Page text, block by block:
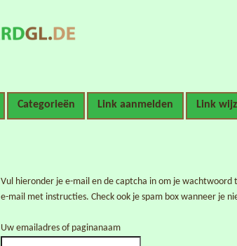
Categorieën Link aanmelden Link
Vul hieronder je e-mail en de captcha in om je wachtwoord
e-mail met instructies. Check ook je spam box wanneer je
Uw emailadres of paginanaam